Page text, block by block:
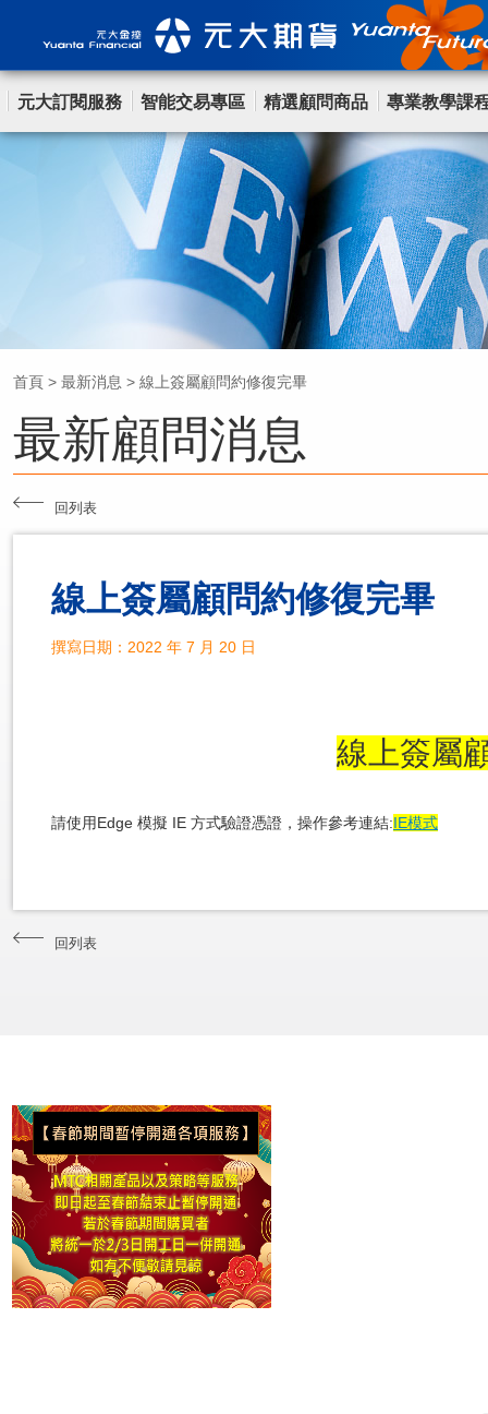
元大訂閱服務 智能交易專區 精選顧問商品 專業教學課
首頁 > 最新消息 > 線上簽屬顧問約修復完畢
最新顧問消息
回列表
線上簽屬顧問約修復完畢
撰寫日期：2022 年 7 月 20 日
線上簽屬
請使用Edge 模擬 IE 方式驗證憑證，操作參考連結:IE模式
回列表